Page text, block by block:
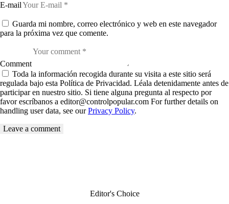
E-mail
Guarda mi nombre, correo electrónico y web en este navegador
para la próxima vez que comente.
Comment
Toda la información recogida durante su visita a este sitio será
regulada bajo esta Política de Privacidad. Léala detenidamente antes de
participar en nuestro sitio. Si tiene alguna pregunta al respecto por
favor escríbanos a editor@controlpopular.com For further details on
handling user data, see ourPrivacy Policy.
Editor's Choice